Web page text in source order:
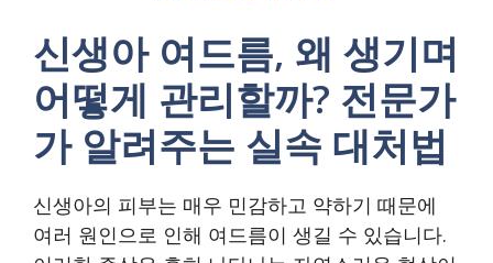
신생아 여드름, 왜 생기며
어떻게 관리할까? 전문가
가 알려주는 실속 대처법
신생아의 피부는 매우 민감하고 약하기 때문에
여러 원인으로 인해 여드름이 생길 수 있습니다.